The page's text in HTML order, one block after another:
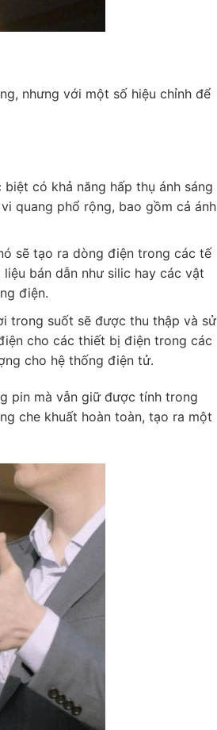
nhưng với một số hiệu chỉnh để
có khả năng hấp thụ ánh sáng
quang phổ rộng, bao gồm cả ánh
sẽ tạo ra dòng điện trong các tế
bán dẫn như silic hay các vật
điện.
trong suốt sẽ được thu thập và sử
cho các thiết bị điện trong các
cho hệ thống điện tử.
pin mà vẫn giữ được tính trong
che khuất hoàn toàn, tạo ra một